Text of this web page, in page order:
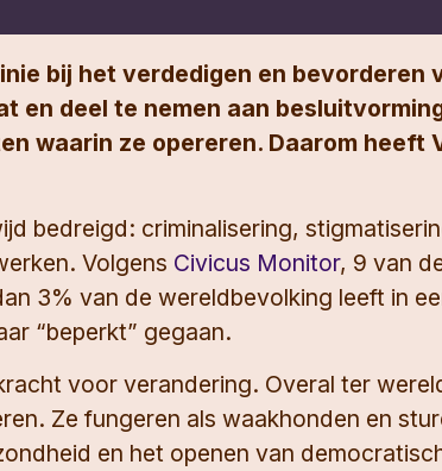
bij het verdedigen en bevorderen
en deel te nemen aan
waarin ze opereren. Daarom
bedreigd: criminalisering,
Volgens Civicus Monitor, 9 van
3% van de wereldbevolking leeft in
“beperkt” gegaan.
voor verandering. Overal ter
Ze fungeren als waakhonden en
en het openen van